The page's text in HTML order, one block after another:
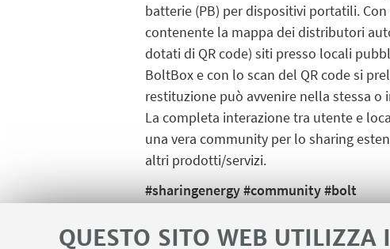
QUESTO SITO WEB UTILIZZA
batterie (PB) per dispositivi portatili.
contenente la mappa dei distributori
dotati di QR code) siti presso locali
BoltBox e con lo scan del QR code si
restituzione può avvenire nella stessa o
La completa interazione tra utente e
una vera community per lo sharing
altri prodotti/servizi.
#sharingenergy #community #bolt